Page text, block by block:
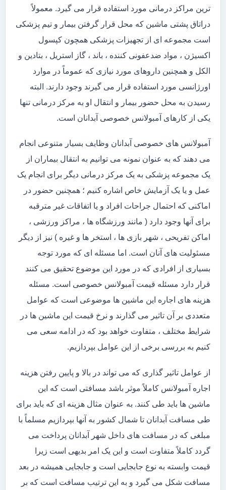
ترین مراکز درمانی مورد استفاده قرار می گیرد. معمولاً
دراتاق پشتی ماشین که محل قرار گرفتن بیمار و تیم پزشکی
است مجموعه ای از تجهیزات پزشکی همچون کپسول
اکسیژن ، مواد ضدعفونی کننده ، باند ، گاز استریل ، بتادین و
الکل و همچنین داروهای مورد نیازی که عموماً در موارد
اورژانسی مورد استفاده قرار می گیرند وجود دارند. البته
رسیدن به محل حضور بیمار و انتقال او به مرکز درمانی تنها
یکی از کارهای آمبولانس خصوصی آبدانان است.
آمبولانس های خصوصی آبدانان وظایف بسیار متنوعی انجام
می دهند که به عنوان نمونه می توانیم به انتقال بیماران از
یک مجموعه پزشکی به یک مرکز درمانی دیگر برای انجام یک
عمل و یا یک آزمایش خاص اشاره کنیم ؛ همچنین حضور در
اماکنی که احتمال جراحات افراد و یا اتفاقات غیر مترقبه
برای آنها وجود دارد ( مانند ورزشگاه ها ، مراکز ورزشی ،
اماکن تفریحی ، شهر بازی ها ، استخر ها و غیره ) نیز از دیگر
مسئولیت های آنان است. اما مسئله ای که مورد توجه
بسیاری از افرادی که در مورد این موضوع تحقیق می کنند
قرار دارد مسئله قیمت آمبولانس خصوصی است. مسئله
هزینه های اجاره این ماشین ها موضوعی است که عوامل
متعددی بر آن تاثیر می گذارند و نرخ قیمت این ماشین ها در
شرایط مختلف ، متفاوت خواهد بود که در ادامه سعی می
کنیم به بررسی برخی از این عوامل بپردازیم.
از عوامل تاثیر گذاری که می تواند در بالا و پایین رفتن هزینه
اجاره آمبولانس کاملاً موثر باشد مسافتی است که این
ماشین ها باید طی کنند. به عنوان مثال هزینه ای که باید برای
طی مسافت آبدانان تا شمال کشور به آنها بپردازیم مسلماً با
مبلغی که در مسافت های داخل شهر آبدانان پرداخت می
گردد کاملاً متفاوت است و این یک امر بدیهی است زیرا
قیمت وابسته به نوع جابجایی است و جابجایی همیشه در بعد
مسافت شکل می گیرد و به این ترتیب مسافت است که بر